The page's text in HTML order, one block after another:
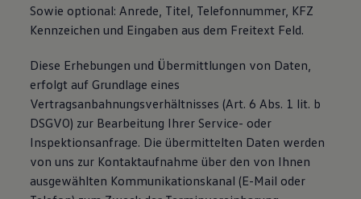
Sowie optional: Anrede, Titel, Telefonnummer, KFZ
Kennzeichen und Eingaben aus dem Freitext Feld.
Diese Erhebungen und Übermittlungen von Daten,
erfolgt auf Grundlage eines
Vertragsanbahnungsverhältnisses (Art. 6 Abs. 1 lit. b
DSGVO) zur Bearbeitung Ihrer Service- oder
Inspektionsanfrage. Die übermittelten Daten werden
von uns zur Kontaktaufnahme über den von Ihnen
ausgewählten Kommunikationskanal (E-Mail oder